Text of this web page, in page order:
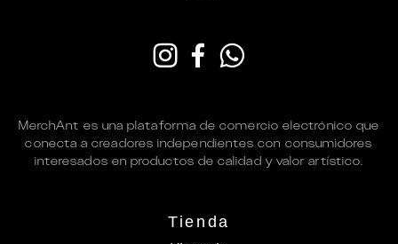
MerchAnt es una plataforma de comercio electrónico que
conecta a creadores independientes con consumidores
interesados en productos de calidad y valor artístico.
Tienda